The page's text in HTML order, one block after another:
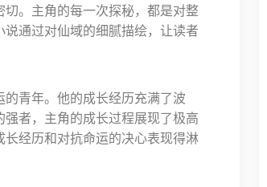
。主角的每一次探秘，都是对整
通过对仙域的细腻描绘，让读者
的青年。他的成长经历充满了波
者，主角的成长过程展现了极高
经历和对抗命运的决心表现得淋